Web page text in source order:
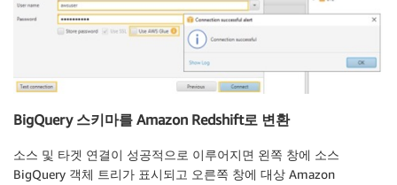
BigQuery 스키마를 Amazon Redshift로 변환
소스 및 타겟 연결이 성공적으로 이루어지면 왼쪽 창에 소스
BigQuery 객체 트리가 표시되고 오른쪽 창에 대상 Amazon